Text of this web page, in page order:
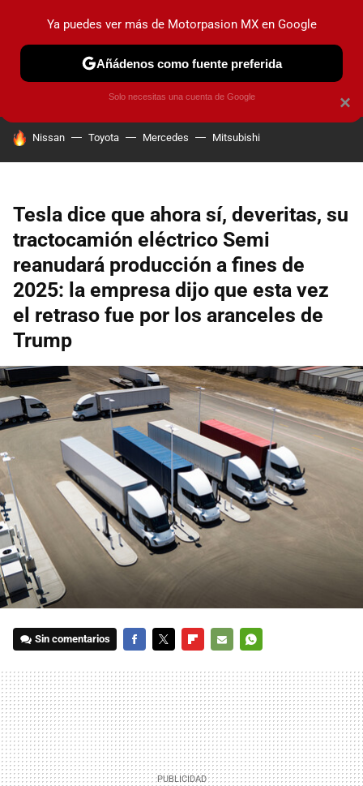
PRUEBAS INDUSTRIA HOY NO CIRCULA
HOY SE HABLA DE
Nissan Toyota Mercedes Mitsubishi
Tesla dice que ahora sí, deveritas, su
tractocamión eléctrico Semi
reanudará producción a fines de
2025: la empresa dijo que esta vez
el retraso fue por los aranceles de
Trump
Sin comentarios
MAIL
×
Ya puedes ver más de Motorpasion MX en Google
Añádenos como fuente preferida
Solo necesitas una cuenta de Google